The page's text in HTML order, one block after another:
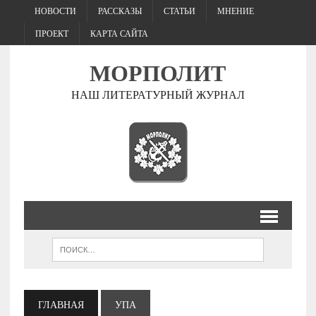
НОВОСТИ РАССКАЗЫ СТАТЬИ МНЕНИЕ
ПРОЕКТ КАРТА САЙТА
МОРПОЛИТ
НАШ ЛИТЕРАТУРНЫЙ ЖУРНАЛ
ГЛАВНАЯ УПА